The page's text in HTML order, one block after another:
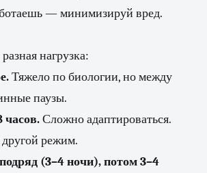
— минимизируй вред.
нагрузка:
Тяжело по биологии, но между
паузы.
Сложно адаптироваться.
режим.
(3–4 ночи), потом 3–4